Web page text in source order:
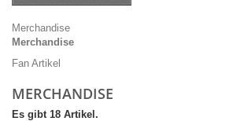
Merchandise
Merchandise
Fan Artikel
MERCHANDISE
Es gibt 18 Artikel.